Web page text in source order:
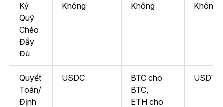
Ký
Quỹ
Chéo
Đầy
Đủ
Không Không Không
Quyết
Toán/
Định
USDC
BTC cho
BTC,
ETH cho
USDT